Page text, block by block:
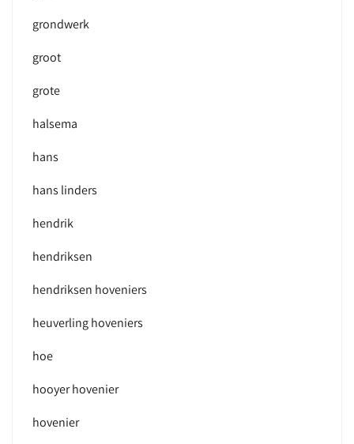
grondwerk
groot
grote
halsema
hans
hans linders
hendrik
hendriksen
hendriksen hoveniers
heuverling hoveniers
hoe
hooyer hovenier
hovenier